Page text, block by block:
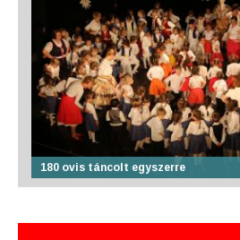
180 ovis táncolt egyszerre